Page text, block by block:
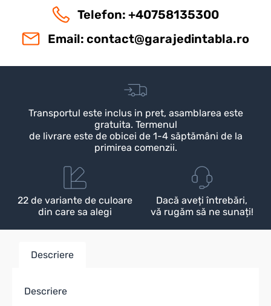
Telefon: +40758135300
Email: contact@garajedintabla.ro
Transportul este inclus in pret, asamblarea este
gratuita. Termenul
de livrare este de obicei de 1-4 săptămâni de la
primirea comenzii.
22 de variante de culoare
din care sa alegi
Dacă aveți întrebări,
vă rugăm să ne sunați!
Descriere
Descriere